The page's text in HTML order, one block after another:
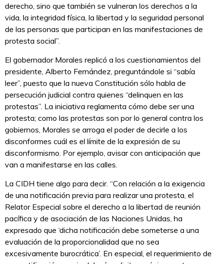
derecho, sino que también se vulneran los derechos a la
vida, la integridad física, la libertad y la seguridad personal
de las personas que participan en las manifestaciones de
protesta social”.
El gobernador Morales replicó a los cuestionamientos del
presidente, Alberto Fernández, preguntándole si “sabía
leer”, puesto que la nueva Constitución sólo habla de
persecución judicial contra quienes “delinquen en las
protestas”. La iniciativa reglamenta cómo debe ser una
protesta; como las protestas son por lo general contra los
gobiernos, Morales se arroga el poder de decirle a los
disconformes cuál es el límite de la expresión de su
disconformismo. Por ejemplo, avisar con anticipación que
van a manifestarse en las calles.
La CIDH tiene algo para decir. “Con relación a la exigencia
de una notificación previa para realizar una protesta, el
Relator Especial sobre el derecho a la libertad de reunión
pacífica y de asociación de las Naciones Unidas, ha
expresado que ‘dicha notificación debe someterse a una
evaluación de la proporcionalidad que no sea
excesivamente burocrática’. En especial, el requerimiento de